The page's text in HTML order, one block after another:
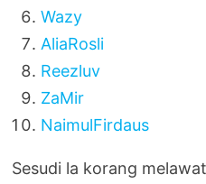
Wazy
AliaRosli
Reezluv
ZaMir
NaimulFirdaus
Sesudi la korang